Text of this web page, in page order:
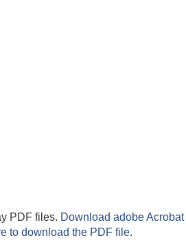
PDF files. Download adobe Acrobat
to download the PDF file.